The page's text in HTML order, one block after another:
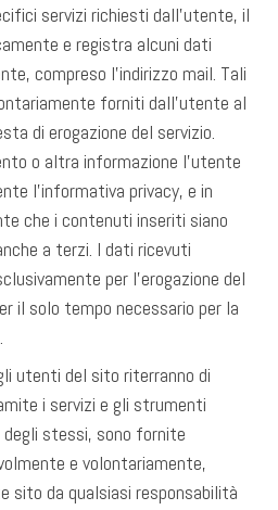
servizi richiesti dall’utente, il
e registra alcuni dati
compreso l’indirizzo mail. Tali
forniti dall’utente al
di erogazione del servizio.
o altra informazione l’utente
l’informativa privacy, e in
che i contenuti inseriti siano
a terzi. I dati ricevuti
per l’erogazione del
il solo tempo necessario per la
utenti del sito riterranno di
i servizi e gli strumenti
degli stessi, sono fornite
e volontariamente,
sito da qualsiasi responsabilità